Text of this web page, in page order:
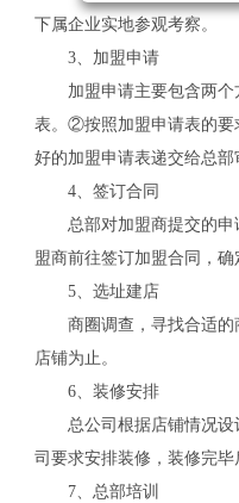
下属企业实地参观考察。
3、加盟申请
加盟申请主要包含两个
表。②按照加盟申请表的
好的加盟申请表递交给总部
4、签订合同
总部对加盟商提交的申
盟商前往签订加盟合同，确
5、选址建店
商圈调查，寻找合适的
店铺为止。
6、装修安排
总公司根据店铺情况设
司要求安排装修，装修完毕
7、总部培训